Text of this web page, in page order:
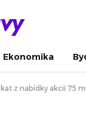
Ekonomika
z nabídky akcií 75